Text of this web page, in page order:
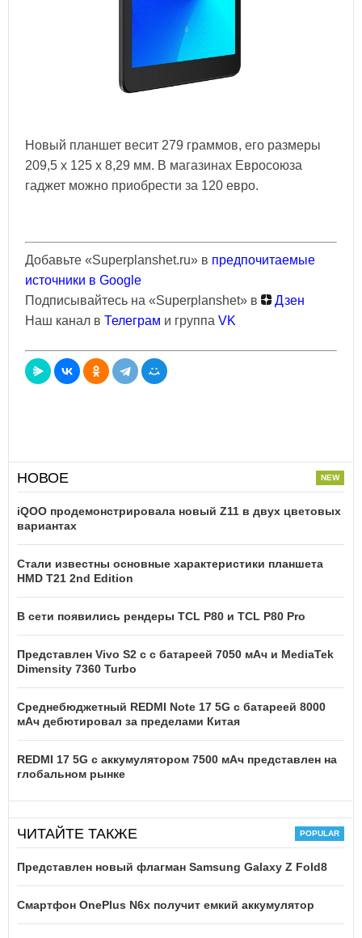
Новый планшет весит 279 граммов, его размеры
209,5 х 125 х 8,29 мм. В магазинах Евросоюза
гаджет можно приобрести за 120 евро.
Добавьте «Superplanshet.ru» в предпочитаемые
источники в Google
Подписывайтесь на «Superplanshet» в
Дзен
Наш канал в Телеграм и группа VK
НОВОЕ
iQOO продемонстрировала новый Z11 в двух цветовых
вариантах
Стали известны основные характеристики планшета
HMD T21 2nd Edition
В сети появились рендеры TCL P80 и TCL P80 Pro
Представлен Vivo S2 с с батареей 7050 мАч и MediaTek
Dimensity 7360 Turbo
Среднебюджетный REDMI Note 17 5G с батареей 8000
мАч дебютировал за пределами Китая
REDMI 17 5G c аккумулятором 7500 мАч представлен на
глобальном рынке
ЧИТАЙТЕ ТАКЖЕ
Представлен новый флагман Samsung Galaxy Z Fold8
Смартфон OnePlus N6x получит емкий аккумулятор